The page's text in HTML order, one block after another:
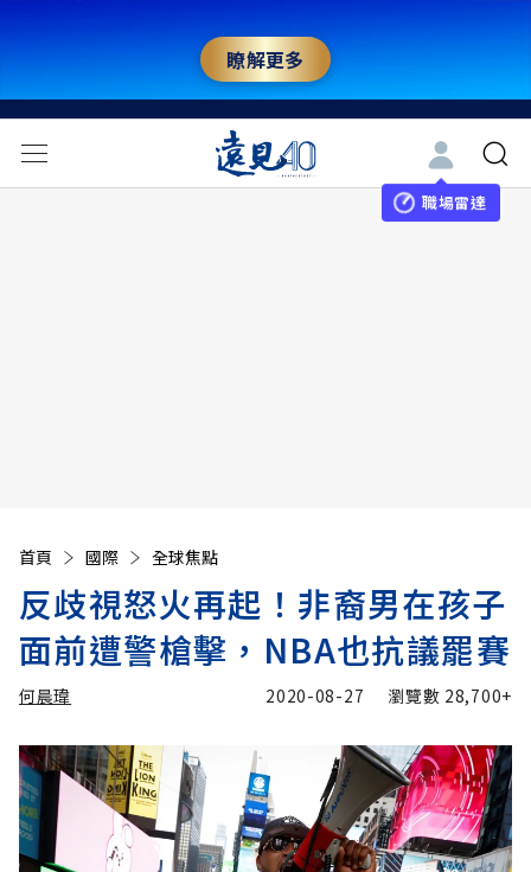
瞭解更多
職場雷達
首頁 國際 全球焦點
反歧視怒火再起！非裔男在孩子
面前遭警槍擊，NBA也抗議罷賽
何晨瑋 2020-08-27 瀏覽數 28,700+